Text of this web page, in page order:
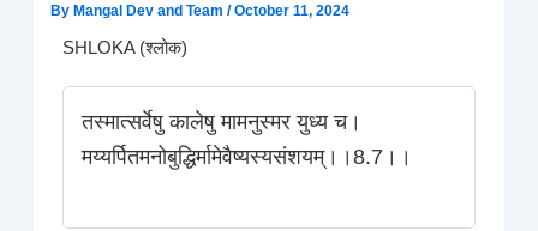
By Mangal Dev and Team/October 11, 2024
SHLOKA (श्लोक)
तस्मात्सर्वेषु कालेषु मामनुस्मर युध्य च।
मय्यर्पितमनोबुद्धिर्मामेवैष्यस्यसंशयम्।।8.7।।